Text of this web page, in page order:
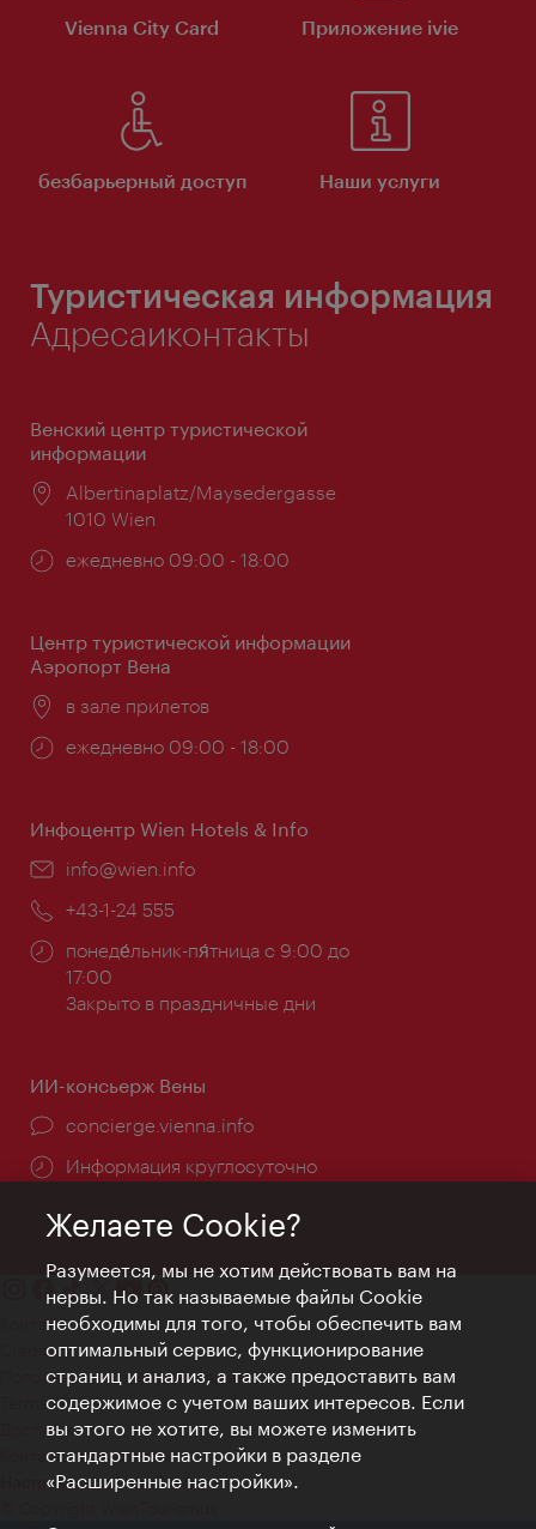
Vienna City Card Приложение ivie
безбарьерный доступ Наши услуги
Туристическая информация
Адресаиконтакты
Венский центр туристической
информации
Расположение:
Albertinaplatz/Maysedergasse
1010 Wien
Часы
ежедневно 09:00 - 18:00
Центр туристической информации
Аэропорт Вена
Расположение:
в зале прилетов
Часы
ежедневно 09:00 - 18:00
Инфоцентр Wien Hotels & Info
Эл.
info@wien.info
Телефон:
+43-1-24 555
Часы
работы:
понеде́льник-пя́тница с 9:00 до
17:00
Закрыто в праздничные дни
ИИ-консьерж Вены
concierge.vienna.info
Информация круглосуточно
Контакт
Credits
Положение о конфиденциальности
Terms of Use
Доступность
Контакты для прессы
Настройки файлов Cookie
Желаете Cookie?
Разумеется, мы не хотим действовать вам на
нервы. Но так называемые файлы Cookie
необходимы для того, чтобы обеспечить вам
оптимальный сервис, функционирование
страниц и анализ, а также предоставить вам
содержимое с учетом ваших интересов. Если
вы этого не хотите, вы можете изменить
стандартные настройки в разделе
«Расширенные настройки».